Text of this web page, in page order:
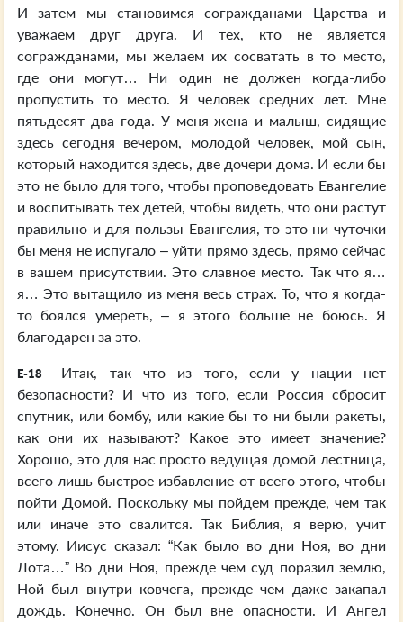
И затем мы становимся согражданами Царства и
уважаем друг друга. И тех, кто не является
согражданами, мы желаем их сосватать в то место,
где они могут… Ни один не должен когда-либо
пропустить то место. Я человек средних лет. Мне
пятьдесят два года. У меня жена и малыш, сидящие
здесь сегодня вечером, молодой человек, мой сын,
который находится здесь, две дочери дома. И если бы
это не было для того, чтобы проповедовать Евангелие
и воспитывать тех детей, чтобы видеть, что они растут
правильно и для пользы Евангелия, то это ни чуточки
бы меня не испугало – уйти прямо здесь, прямо сейчас
в вашем присутствии. Это славное место. Так что я…
я… Это вытащило из меня весь страх. То, что я когда-
то боялся умереть, – я этого больше не боюсь. Я
благодарен за это.
E-18
Итак, так что из того, если у нации нет
безопасности? И что из того, если Россия сбросит
спутник, или бомбу, или какие бы то ни были ракеты,
как они их называют? Какое это имеет значение?
Хорошо, это для нас просто ведущая домой лестница,
всего лишь быстрое избавление от всего этого, чтобы
пойти Домой. Поскольку мы пойдем прежде, чем так
или иначе это свалится. Так Библия, я верю, учит
этому. Иисус сказал: “Как было во дни Ноя, во дни
Лота…” Во дни Ноя, прежде чем суд поразил землю,
Ной был внутри ковчега, прежде чем даже закапал
дождь. Конечно. Он был вне опасности. И Ангел